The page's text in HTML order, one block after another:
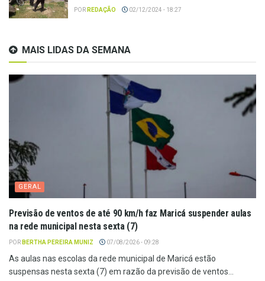
POR REDAÇÃO 02/12/2024 - 18:27
MAIS LIDAS DA SEMANA
GERAL
Previsão de ventos de até 90 km/h faz Maricá suspender aulas
na rede municipal nesta sexta (7)
POR BERTHA PEREIRA MUNIZ 07/08/2026 - 09:28
As aulas nas escolas da rede municipal de Maricá estão
suspensas nesta sexta (7) em razão da previsão de ventos...